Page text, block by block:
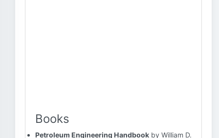
Books
Petroleum Engineering Handbook by William D.